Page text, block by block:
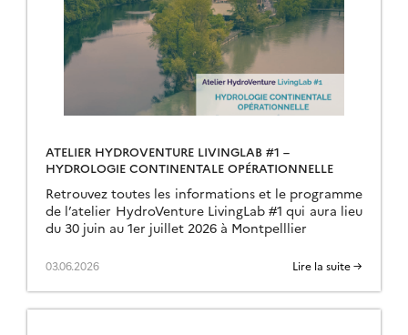
ATELIER HYDROVENTURE LIVINGLAB #1 –
HYDROLOGIE CONTINENTALE OPÉRATIONNELLE
Retrouvez toutes les informations et le programme
de l’atelier HydroVenture LivingLab #1 qui aura lieu
du 30 juin au 1er juillet 2026 à Montpelllier
03.06.2026 Lire la suite →